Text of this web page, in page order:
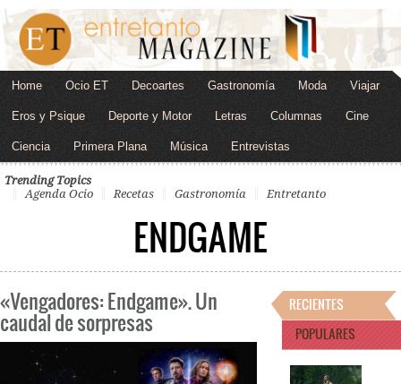
Home Ocio ET Decoartes Gastronomía Moda Viajar
Eros y Psique Deporte y Motor Letras Columnas Cine
Ciencia Primera Plana Música Entrevistas
Trending Topics
Agenda Ocio
Recetas Gastronomía Entretanto
ENDGAME
«Vengadores: Endgame». Un
caudal de sorpresas
RECIENTES
POPULARES